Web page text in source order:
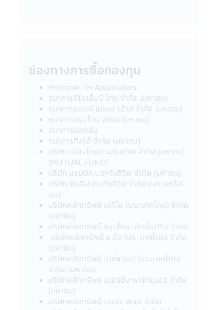
ขายสินค้าต่างๆ ที่มีอยู่ในเว็บไซต์ดังกล่าวต่อผู้ที่
สนใจเข้าชมเว็บไซต์นั้น โดยเฉพาะเว็บไซต์ต่าง
ให้บริการ หรือเสนอขายสินค้าต่างๆ ใน
ประเทศไทยได้ ผู้เข้าชม หรือรับบริการหรือซื้อ
สินค้าจากเว็บไซต์ดังกล่าวควรต้องศึกษา และ
ตรวจสอบข้อมูล โดยละเอียดก่อนตัดสินใจรับ
บริการซื้อสินค้า หรือดำเนินการใดๆ บริษัท
จัดการไม่เกี่ยวข้องกับข้อมูล หรือการเสนอให้
บริการ หรือการเสนอขายสินค้าต่างๆ รวมทั้งไม่
รับรองความถูกต้องของข้อมูล หรือการเสนอให้
บริการ หรือการเสนอขายสินค้าที่มีอยู่ในเว็บไซต์
นั้น
21. ในกรณีที่ผู้เข้าเยี่ยมชมแอปพลิเคชันผ่าน
โทรศัพท์มือถือนี้ได้ออกจากแอปพลิเคชันผ่าน
โทรศัพท์มือถือนี้ไปยังเว็บไซต์อื่นๆ ที่มีลิงก์อยู่
ในแอปพลิเคชันผ่านโทรศัพท์มือถือนี้ บริษัท
จัดการขอเรียนว่า เว็บไซต์เหล่านั้นอาจมิได้อยู่
ภายใต้การควบคุมของ พ.ร.บ. หลักทรัพย์และ
ตลาดหลักทรัพย์ พ.ศ. 2535 และบริษัทอาจจะ
ยังมิได้สำรวจถึงการบริการข้อมูล หรือสินค้า
ของบริษัทนั้นๆ ดังนั้นบริษัทจัดการจึงมิสามารถ
รับประกันความถูกต้องครบถ้วนของข้อมูลดัง
กล่าว และ รับผิดชอบต่อความเสียหายต่างๆ ที่
ช่องทางการซื้อกองทุน
Principal TH Application
ธนาคารซีไอเอ็มบี ไทย จำกัด (มหาชน)
ธนาคารแลนด์ แอนด์ เฮ้าส์ จำกัด (มหาชน)
ธนาคารกรุงไทย จำกัด (มหาชน)
ธนาคารออมสิน
ธนาคารทิสโก้ จำกัด (มหาชน)
บริษัท เมืองไทยประกันชีวิต จำกัด (มหาชน)
(MUTUAL FUND)
บริษัท แรบบิท ประกันชีวิต จำกัด (มหาชน)
บริษัท ฟิลลิปประกันชีวิต จำกัด (มหาชหรือ
อน)
บริษัทหลักทรัพย์ เคจีไอ (ประเทศไทย) จำกัด
(มหาชน)
บริษัทหลักทรัพย์ กรุงไทย เอ็กซ์สปริง จำกัด
บริษัทหลักทรัพย์ ดาโอ (ประเทศไทย) จำกัด
(มหาชน)
บริษัทหลักทรัพย์ เมย์แบงก์ (ประเทศไทย)
จำกัด (มหาชน)
บริษัทหลักทรัพย์ เมอร์ชั่น พาร์ทเนอร์ จำกัด
(มหาชน)
บริษัทหลักทรัพย์ เอเซีย พลัส จำกัด